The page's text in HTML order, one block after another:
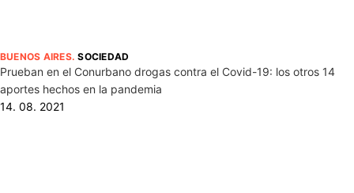
BUENOS AIRES.SOCIEDAD
Prueban en el Conurbano drogas contra el Covid-19: los otros 14
aportes hechos en la pandemia
14. 08. 2021